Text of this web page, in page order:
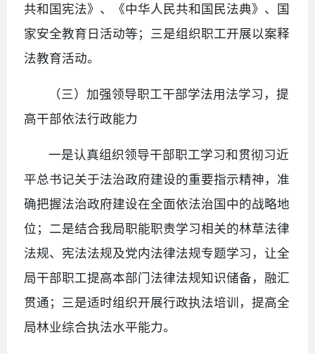
共和国宪法》、《中华人民共和国民法典》、国
家安全教育日活动等；三是组织职工开展以案释
法教育活动。
（三）加强领导职工干部学法用法学习，提
高干部依法行政能力
一是认真组织领导干部职工学习和贯彻习近
平总书记关于法治政府建设的重要指示精神，准
确把握法治政府建设在全面依法治国中的战略地
位；二是结合我局职能职责学习相关的林草法律
法规、宪法法规及党内法律法规专题学习，让全
局干部职工提高本部门法律法规知识储备，融汇
贯通；三是适时组织开展行政执法培训，提高全
局林业综合执法水平能力。